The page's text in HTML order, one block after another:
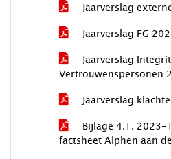
Jaarverslag
Jaarverslag FG
Jaarverslag
Vertrouwenspersonen
Jaarverslag
Bijlage 4.1. 2023-
factsheet Alphen aan